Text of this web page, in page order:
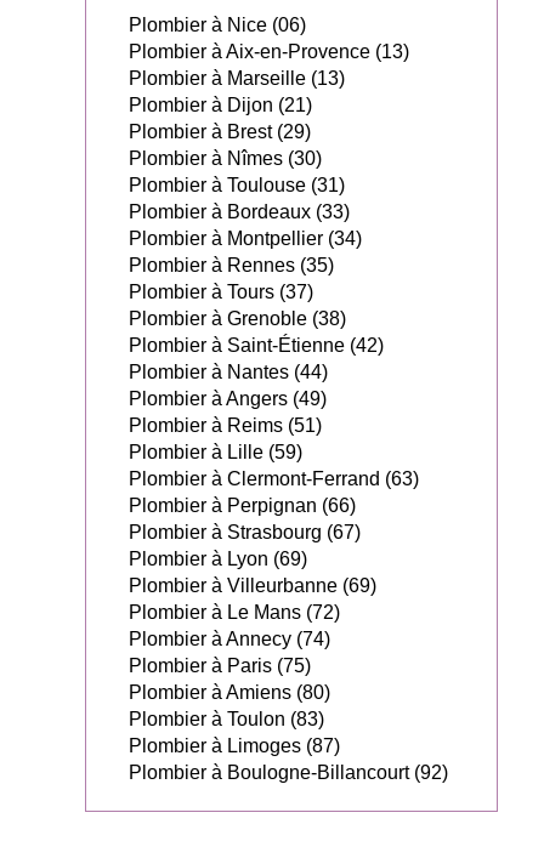
Plombier à Nice (06)
Plombier à Aix-en-Provence (13)
Plombier à Marseille (13)
Plombier à Dijon (21)
Plombier à Brest (29)
Plombier à Nîmes (30)
Plombier à Toulouse (31)
Plombier à Bordeaux (33)
Plombier à Montpellier (34)
Plombier à Rennes (35)
Plombier à Tours (37)
Plombier à Grenoble (38)
Plombier à Saint-Étienne (42)
Plombier à Nantes (44)
Plombier à Angers (49)
Plombier à Reims (51)
Plombier à Lille (59)
Plombier à Clermont-Ferrand (63)
Plombier à Perpignan (66)
Plombier à Strasbourg (67)
Plombier à Lyon (69)
Plombier à Villeurbanne (69)
Plombier à Le Mans (72)
Plombier à Annecy (74)
Plombier à Paris (75)
Plombier à Amiens (80)
Plombier à Toulon (83)
Plombier à Limoges (87)
Plombier à Boulogne-Billancourt (92)